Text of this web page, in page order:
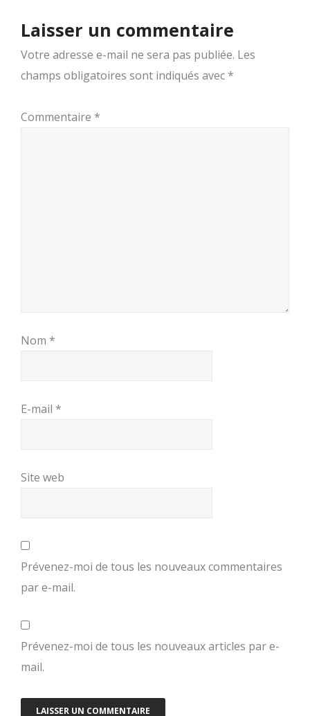
Laisser un commentaire
Votre adresse e-mail ne sera pas publiée. Les
champs obligatoires sont indiqués avec *
Commentaire *
Nom *
E-mail *
Site web
Prévenez-moi de tous les nouveaux commentaires
par e-mail.
Prévenez-moi de tous les nouveaux articles par e-
mail.